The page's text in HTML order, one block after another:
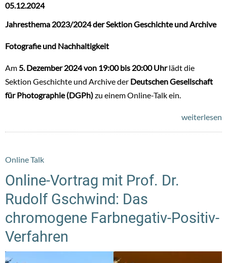
05.12.2024
Jahresthema 2023/2024 der Sektion Geschichte und Archive
Fotografie und Nachhaltigkeit
Am 5. Dezember 2024 von 19:00 bis 20:00 Uhrlädt die
Sektion Geschichte und Archive der Deutschen Gesellschaft
für Photographie (DGPh)zu einem Online-Talk ein.
weiterlesen
Online Talk
Online-Vortrag mit Prof. Dr.
Rudolf Gschwind: Das
chromogene Farbnegativ-Positiv-
Verfahren